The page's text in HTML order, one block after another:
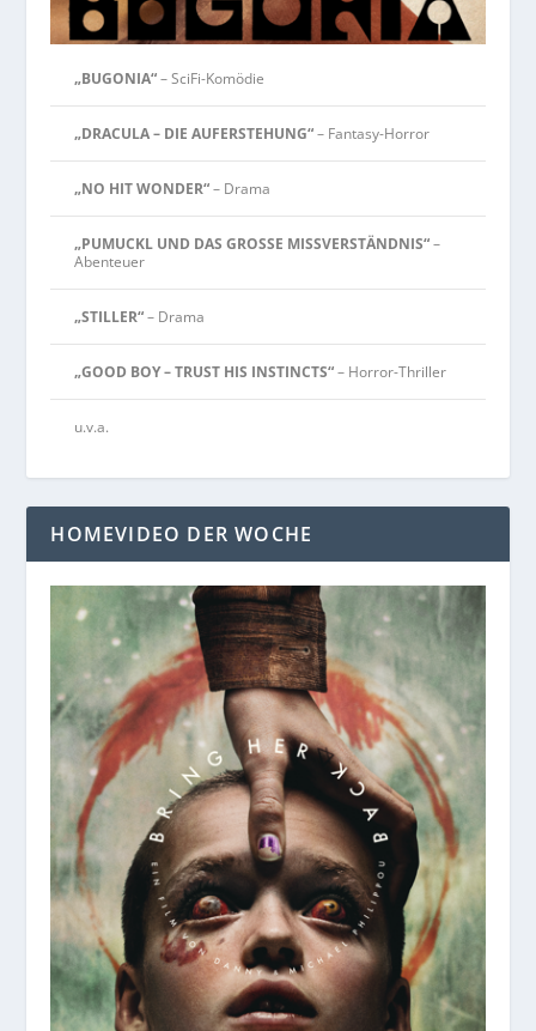
„BUGONIA“– SciFi-Komödie
„DRACULA – DIE AUFERSTEHUNG“– Fantasy-Horror
„NO HIT WONDER“– Drama
„PUMUCKL UND DAS GROSSE MISSVERSTÄNDNIS“–
Abenteuer
„STILLER“– Drama
„GOOD BOY – TRUST HIS INSTINCTS“– Horror-Thriller
u.v.a.
HOMEVIDEO DER WOCHE